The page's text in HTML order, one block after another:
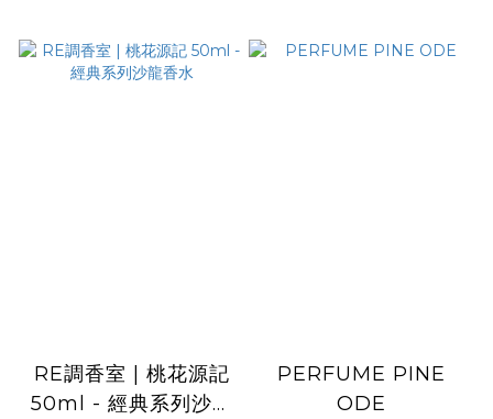
RE調香室 | 桃花源記
50ml - 經典系列沙龍
PERFUME PINE
ODE